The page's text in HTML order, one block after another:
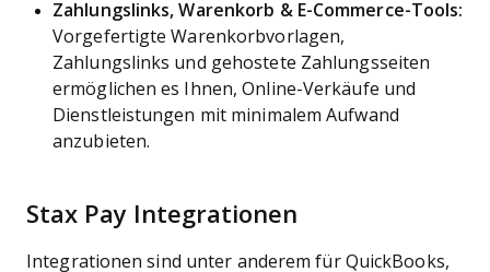
Zahlungslinks, Warenkorb & E-Commerce-Tools:
Vorgefertigte Warenkorbvorlagen,
Zahlungslinks und gehostete Zahlungsseiten
ermöglichen es Ihnen, Online-Verkäufe und
Dienstleistungen mit minimalem Aufwand
anzubieten.
Stax Pay Integrationen
Integrationen sind unter anderem für QuickBooks,